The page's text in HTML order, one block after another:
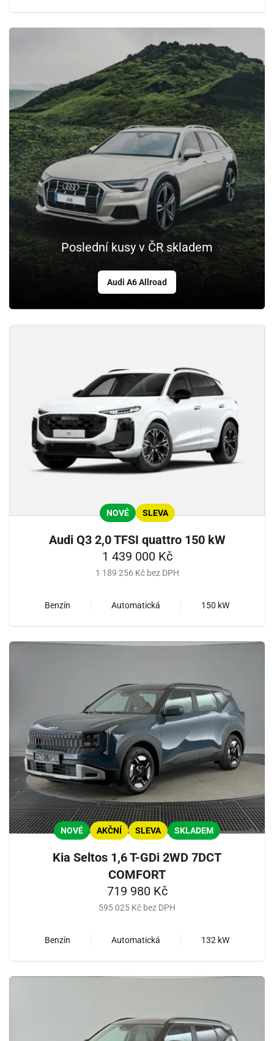
Poslední kusy v ČR skladem
Audi A6 Allroad
NOVÉ SLEVA
Audi Q3 2,0 TFSI quattro 150 kW
1 439 000 Kč
1 189 256 Kč bez DPH
Benzín Automatická 150 kW
NOVÉ AKČNÍ SLEVA SKLADEM
Kia Seltos 1,6 T-GDi 2WD 7DCT
COMFORT
719 980 Kč
595 025 Kč bez DPH
Benzín Automatická 132 kW